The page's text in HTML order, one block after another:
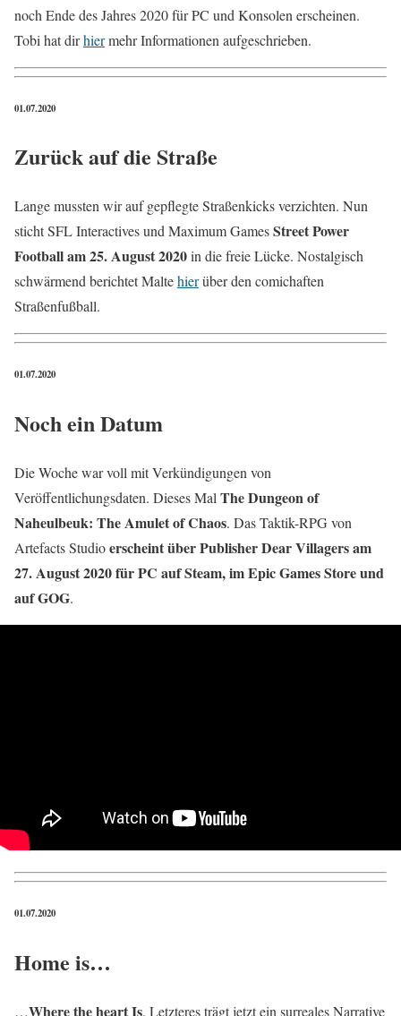
noch Ende des Jahres 2020 für PC und Konsolen erscheinen.
Tobi hat dirhiermehr Informationen aufgeschrieben.
01.07.2020
Zurück auf die Straße
Lange mussten wir auf gepflegte Straßenkicks verzichten. Nun
sticht SFL Interactives und Maximum GamesStreet Power
Football am 25. August 2020in die freie Lücke. Nostalgisch
schwärmend berichtet Maltehierüber den comichaften
Straßenfußball.
01.07.2020
Noch ein Datum
Die Woche war voll mit Verkündigungen von
Veröffentlichungsdaten. Dieses MalThe Dungeon of
Naheulbeuk: The Amulet of Chaos. Das Taktik-RPG von
Artefacts Studioerscheint über Publisher Dear Villagers am
27. August 2020 für PC auf Steam, im Epic Games Store und
auf GOG.
01.07.2020
Home is…
…Where the heart Is. Letzteres trägt jetzt ein surreales Narrative